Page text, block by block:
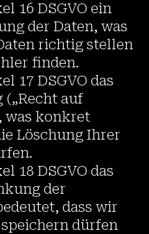
16 DSGVO ein
der Daten, was
richtig stellen
finden.
17 DSGVO das
(„Recht auf
was konkret
Löschung Ihrer
18 DSGVO das
der
dass wir
dürfen